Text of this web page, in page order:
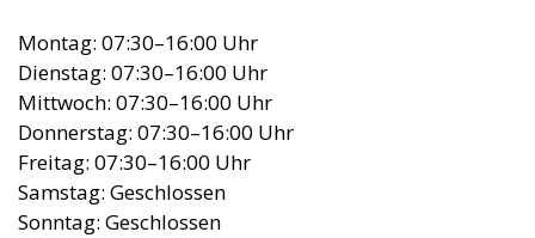
Montag: 07:30–16:00 Uhr
Dienstag: 07:30–16:00 Uhr
Mittwoch: 07:30–16:00 Uhr
Donnerstag: 07:30–16:00 Uhr
Freitag: 07:30–16:00 Uhr
Samstag: Geschlossen
Sonntag: Geschlossen